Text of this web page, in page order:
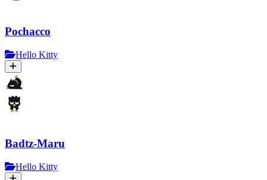
Pochacco
Hello Kitty
Badtz-Maru
Hello Kitty